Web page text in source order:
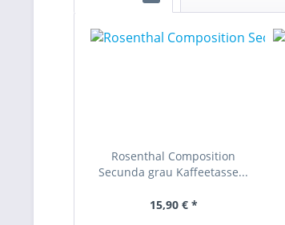
Rosenthal Composition
Secunda grau Kaffeetasse...
15,90 € *